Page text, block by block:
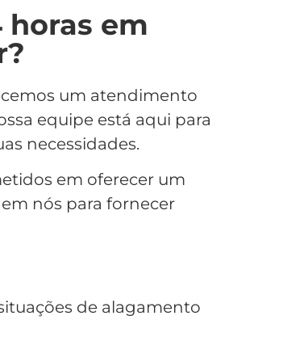
horas em
um atendimento
equipe está aqui para
necessidades.
em oferecer um
nós para fornecer
de alagamento